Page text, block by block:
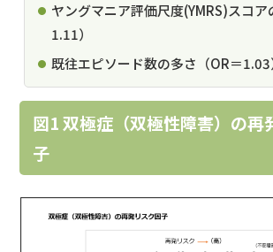
ヤングマニア評価尺度(YMRS)スコア
1.11）
既往エピソード数の多さ（OR＝1.03
図1 双極症（双極性障害）の再
子